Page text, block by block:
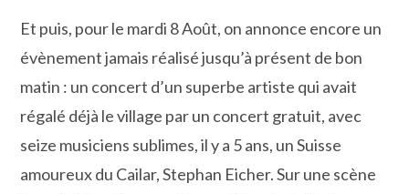
Et puis, pour le mardi 8 Août, on annonce encore un
évènement jamais réalisé jusqu’à présent de bon
matin : un concert d’un superbe artiste qui avait
régalé déjà le village par un concert gratuit, avec
seize musiciens sublimes, il y a 5 ans, un Suisse
amoureux du Cailar, Stephan Eicher. Sur une scène